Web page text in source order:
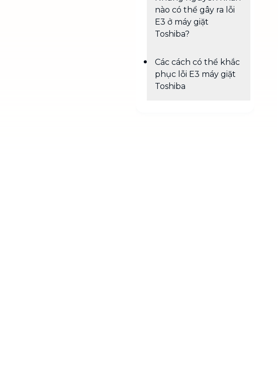
nào có thể gây ra lỗi
E3 ở máy giặt
Toshiba?
Các cách có thể khắc
phục lỗi E3 máy giặt
Toshiba